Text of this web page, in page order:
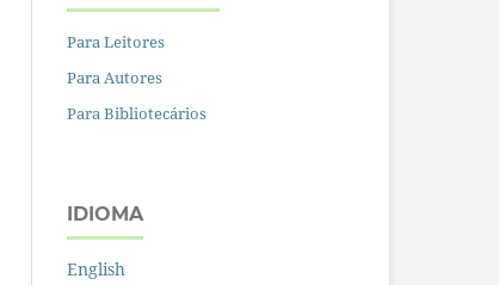
Para Leitores
Para Autores
Para Bibliotecários
IDIOMA
English